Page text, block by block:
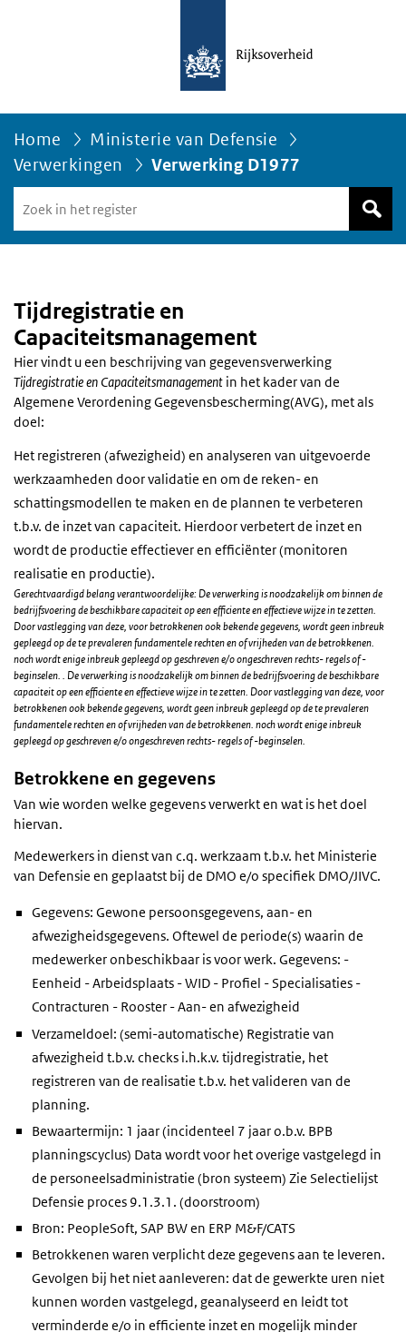
Home
Ministerie van Defensie
Verwerkingen
Verwerking D1977
in
het
Tijdregistratie en
Capaciteitsmanagement
Hier vindt u een beschrijving van gegevensverwerking
Tijdregistratie en Capaciteitsmanagement in het kader van de
Algemene Verordening Gegevensbescherming(AVG), met als
doel:
Het registreren (afwezigheid) en analyseren van uitgevoerde
werkzaamheden door validatie en om de reken- en
schattingsmodellen te maken en de plannen te verbeteren
t.b.v. de inzet van capaciteit. Hierdoor verbetert de inzet en
wordt de productie effectiever en efficiënter (monitoren
realisatie en productie).
Gerechtvaardigd belang verantwoordelijke: De verwerking is noodzakelijk om binnen de
bedrijfsvoering de beschikbare capaciteit op een efficiente en effectieve wijze in te zetten.
Door vastlegging van deze, voor betrokkenen ook bekende gegevens, wordt geen inbreuk
gepleegd op de te prevaleren fundamentele rechten en of vrijheden van de betrokkenen.
noch wordt enige inbreuk gepleegd op geschreven e/o ongeschreven rechts- regels of -
beginselen. . De verwerking is noodzakelijk om binnen de bedrijfsvoering de beschikbare
capaciteit op een efficiente en effectieve wijze in te zetten. Door vastlegging van deze, voor
betrokkenen ook bekende gegevens, wordt geen inbreuk gepleegd op de te prevaleren
fundamentele rechten en of vrijheden van de betrokkenen. noch wordt enige inbreuk
gepleegd op geschreven e/o ongeschreven rechts- regels of -beginselen.
Betrokkene en gegevens
Van wie worden welke gegevens verwerkt en wat is het doel
hiervan.
Medewerkers in dienst van c.q. werkzaam t.b.v. het Ministerie
van Defensie en geplaatst bij de DMO e/o specifiek DMO/JIVC.
Gegevens: Gewone persoonsgegevens, aan- en
afwezigheidsgegevens. Oftewel de periode(s) waarin de
medewerker onbeschikbaar is voor werk. Gegevens: -
Eenheid - Arbeidsplaats - WID - Profiel - Specialisaties -
Contracturen - Rooster - Aan- en afwezigheid
Verzameldoel: (semi-automatische) Registratie van
afwezigheid t.b.v. checks i.h.k.v. tijdregistratie, het
registreren van de realisatie t.b.v. het valideren van de
planning.
Bewaartermijn: 1 jaar (incidenteel 7 jaar o.b.v. BPB
planningscyclus) Data wordt voor het overige vastgelegd in
de personeelsadministratie (bron systeem) Zie Selectielijst
Defensie proces 9.1.3.1. (doorstroom)
Bron: PeopleSoft, SAP BW en ERP M&F/CATS
Betrokkenen waren verplicht deze gegevens aan te leveren.
Gevolgen bij het niet aanleveren: dat de gewerkte uren niet
kunnen worden vastgelegd, geanalyseerd en leidt tot
verminderde e/o in efficiente inzet en mogelijk minder